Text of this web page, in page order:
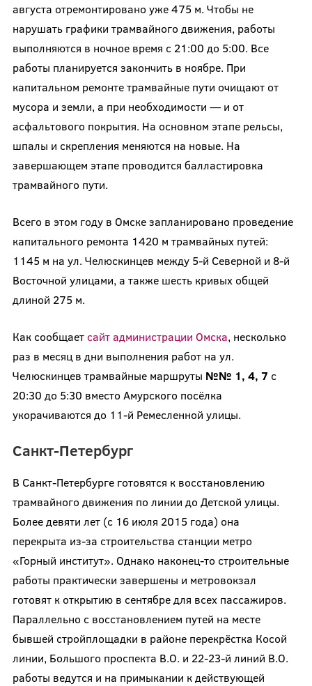
августа отремонтировано уже 475 м. Чтобы не
нарушать графики трамвайного движения, работы
выполняются в ночное время с 21:00 до 5:00. Все
работы планируется закончить в ноябре. При
капитальном ремонте трамвайные пути очищают от
мусора и земли, а при необходимости — и от
асфальтового покрытия. На основном этапе рельсы,
шпалы и скрепления меняются на новые. На
завершающем этапе проводится балластировка
трамвайного пути.
Всего в этом году в Омске запланировано проведение
капитального ремонта 1420 м трамвайных путей:
1145 м на ул. Челюскинцев между 5-й Северной и 8-й
Восточной улицами, а также шесть кривых общей
длиной 275 м.
Как сообщает сайт администрации Омска, несколько
раз в месяц в дни выполнения работ на ул.
Челюскинцев трамвайные маршруты №№ 1, 4, 7 с
20:30 до 5:30 вместо Амурского посёлка
укорачиваются до 11-й Ремесленной улицы.
Санкт-Петербург
В Санкт-Петербурге готовятся к восстановлению
трамвайного движения по линии до Детской улицы.
Более девяти лет (с 16 июля 2015 года) она
перекрыта из-за строительства станции метро
«Горный институт». Однако наконец-то строительные
работы практически завершены и метровокзал
готовят к открытию в сентябре для всех пассажиров.
Параллельно с восстановлением путей на месте
бывшей стройплощадки в районе перекрёстка Косой
линии, Большого проспекта В.О. и 22-23-й линий В.О.
работы ведутся и на примыкании к действующей